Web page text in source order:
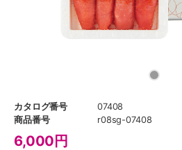
カタログ番号
07408
商品番号
r08sg-07408
6,000 円